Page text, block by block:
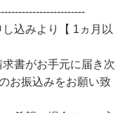
込みより【 1ヵ月以
書がお手元に届き次
お振込みをお願い致